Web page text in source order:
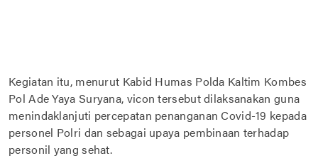
Kegiatan itu, menurut Kabid Humas Polda Kaltim Kombes
Pol Ade Yaya Suryana, vicon tersebut dilaksanakan guna
menindaklanjuti percepatan penanganan Covid-19 kepada
personel Polri dan sebagai upaya pembinaan terhadap
personil yang sehat.